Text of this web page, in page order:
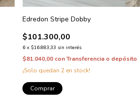
Edredon Stripe Dobby
$101.300,00
6 x $16.883,33 sin interés
$81.040,00 conTransferencia o depósito
¡Solo quedan 2 en stock!
Comprar